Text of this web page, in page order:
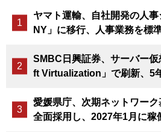
ヤマト運輸、自社開発の人
NY」に移行、人事業務を標
SMBC日興証券、サーバー
ft Virtualization」で刷新、5
愛媛県庁、次期ネットワー
全面採用し、2027年1月に稼